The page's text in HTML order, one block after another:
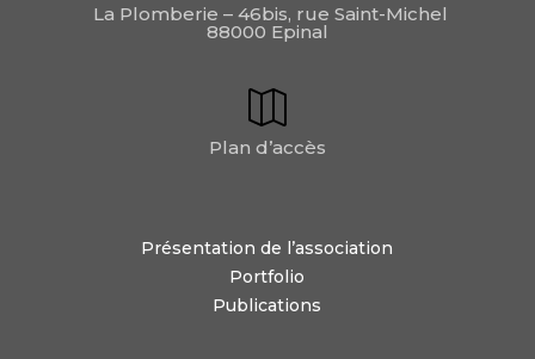
La Plomberie – 46bis, rue Saint-Michel
88000 Epinal
Plan d’accès
Présentation de l’association
Portfolio
Publications